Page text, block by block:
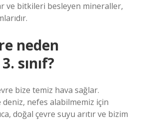
ve bitkileri besleyen mineraller,
neden
sınıf?
bize temiz hava sağlar.
nefes alabilmemiz için
doğal çevre suyu arıtır ve bizim